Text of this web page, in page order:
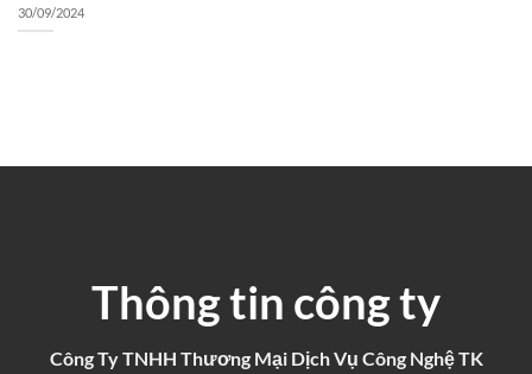
30/09/2024
Thông tin công ty
Công Ty TNHH Thương Mại Dịch Vụ Công Nghệ TK